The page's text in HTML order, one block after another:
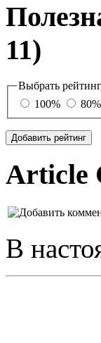
11)
Выбрать рейтинг
100%
80%
Article
В